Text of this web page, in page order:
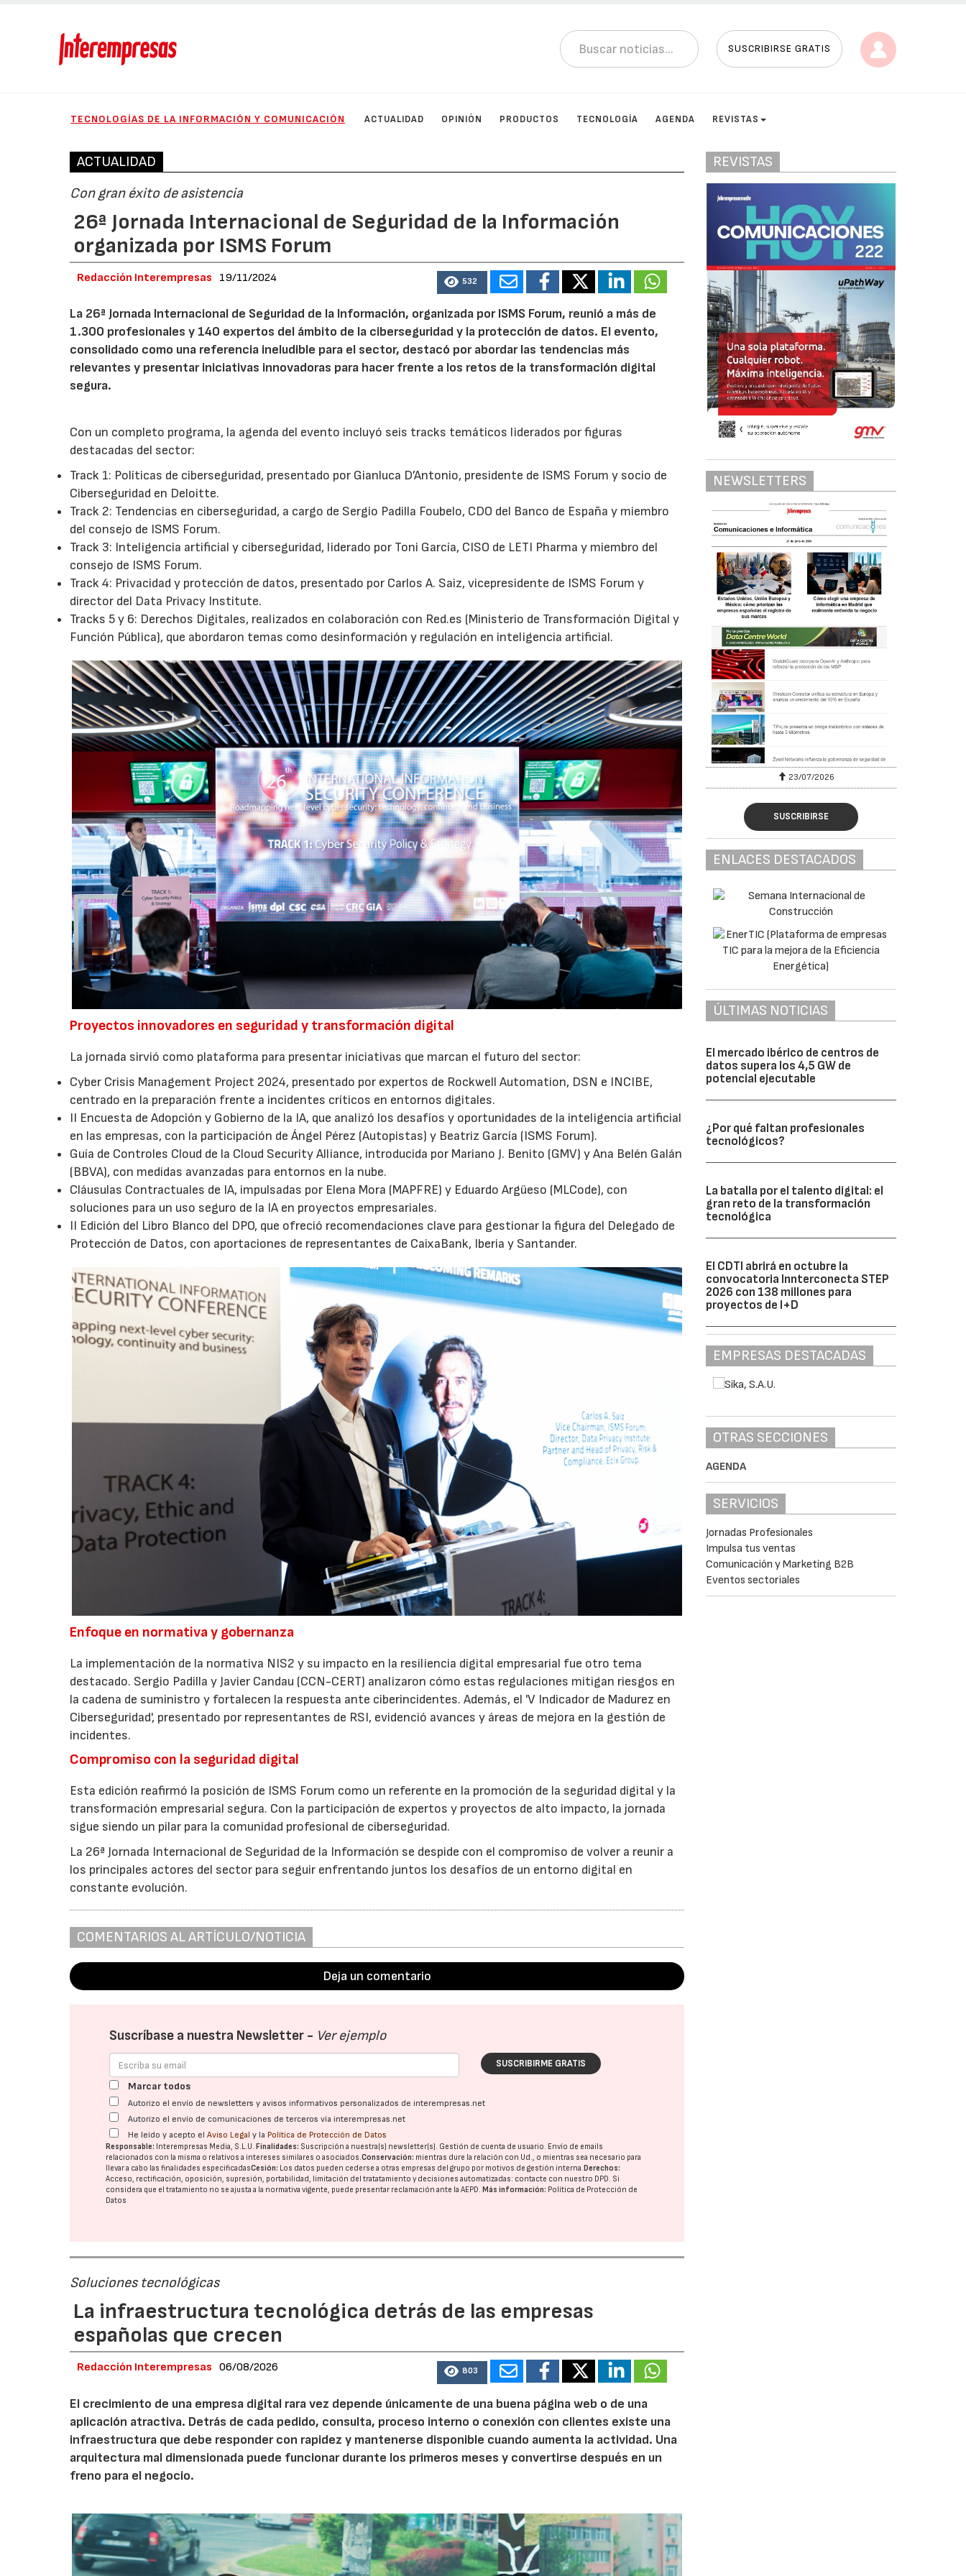
SUSCRIBIRSE GRATIS
TECNOLOGÍAS DE LA INFORMACIÓN Y COMUNICACIÓN ACTUALIDAD OPINIÓN PRODUCTOS TECNOLOGÍA AGENDA REVISTAS
ACTUALIDAD
Con gran éxito de asistencia
26ª Jornada Internacional de Seguridad de la Información
organizada por ISMS Forum
Redacción Interempresas 19/11/2024 532
La 26ª Jornada Internacional de Seguridad de la Información, organizada por ISMS Forum, reunió a más de
1.300 profesionales y 140 expertos del ámbito de la ciberseguridad y la protección de datos. El evento,
consolidado como una referencia ineludible para el sector, destacó por abordar las tendencias más
relevantes y presentar iniciativas innovadoras para hacer frente a los retos de la transformación digital
segura.
Con un completo programa, la agenda del evento incluyó seis tracks temáticos liderados por figuras
destacadas del sector:
Track 1: Políticas de ciberseguridad, presentado por Gianluca D’Antonio, presidente de ISMS Forum y socio de
Ciberseguridad en Deloitte.
Track 2: Tendencias en ciberseguridad, a cargo de Sergio Padilla Foubelo, CDO del Banco de España y miembro
del consejo de ISMS Forum.
Track 3: Inteligencia artificial y ciberseguridad, liderado por Toni García, CISO de LETI Pharma y miembro del
consejo de ISMS Forum.
Track 4: Privacidad y protección de datos, presentado por Carlos A. Saiz, vicepresidente de ISMS Forum y
director del Data Privacy Institute.
Tracks 5 y 6: Derechos Digitales, realizados en colaboración con Red.es (Ministerio de Transformación Digital y
Función Pública), que abordaron temas como desinformación y regulación en inteligencia artificial.
Proyectos innovadores en seguridad y transformación digital
La jornada sirvió como plataforma para presentar iniciativas que marcan el futuro del sector:
Cyber Crisis Management Project 2024, presentado por expertos de Rockwell Automation, DSN e INCIBE,
centrado en la preparación frente a incidentes críticos en entornos digitales.
II Encuesta de Adopción y Gobierno de la IA, que analizó los desafíos y oportunidades de la inteligencia artificial
en las empresas, con la participación de Ángel Pérez (Autopistas) y Beatriz García (ISMS Forum).
Guía de Controles Cloud de la Cloud Security Alliance, introducida por Mariano J. Benito (GMV) y Ana Belén Galán
(BBVA), con medidas avanzadas para entornos en la nube.
Cláusulas Contractuales de IA, impulsadas por Elena Mora (MAPFRE) y Eduardo Argüeso (MLCode), con
soluciones para un uso seguro de la IA en proyectos empresariales.
II Edición del Libro Blanco del DPO, que ofreció recomendaciones clave para gestionar la figura del Delegado de
Protección de Datos, con aportaciones de representantes de CaixaBank, Iberia y Santander.
Enfoque en normativa y gobernanza
La implementación de la normativa NIS2 y su impacto en la resiliencia digital empresarial fue otro tema
destacado. Sergio Padilla y Javier Candau (CCN-CERT) analizaron cómo estas regulaciones mitigan riesgos en
la cadena de suministro y fortalecen la respuesta ante ciberincidentes. Además, el 'V Indicador de Madurez en
Ciberseguridad', presentado por representantes de RSI, evidenció avances y áreas de mejora en la gestión de
incidentes.
Compromiso con la seguridad digital
Esta edición reafirmó la posición de ISMS Forum como un referente en la promoción de la seguridad digital y la
transformación empresarial segura. Con la participación de expertos y proyectos de alto impacto, la jornada
sigue siendo un pilar para la comunidad profesional de ciberseguridad.
La 26ª Jornada Internacional de Seguridad de la Información se despide con el compromiso de volver a reunir a
los principales actores del sector para seguir enfrentando juntos los desafíos de un entorno digital en
constante evolución.
COMENTARIOS AL ARTÍCULO/NOTICIA
Deja un comentario
Suscríbase a nuestra Newsletter - Ver ejemplo
SUSCRIBIRME GRATIS
Marcar todos
Autorizo el envío de newsletters y avisos informativos personalizados de interempresas.net
Autorizo el envío de comunicaciones de terceros vía interempresas.net
He leído y acepto elAviso Legal y la Política de Protección de Datos
Responsable: Interempresas Media, S.L.U. Finalidades: Suscripción a nuestra(s) newsletter(s). Gestión de cuenta de usuario. Envío de emails
relacionados con la misma o relativos a intereses similares o asociados.Conservación: mientras dure la relación con Ud., o mientras sea necesario para
llevar a cabo las finalidades especificadasCesión: Los datos pueden cederse a otras empresas del grupo por motivos de gestión interna. Derechos:
Acceso, rectificación, oposición, supresión, portabilidad, limitación del tratatamiento y decisiones automatizadas: contacte con nuestro DPD. Si
considera que el tratamiento no se ajusta a la normativa vigente, puede presentar reclamación ante laAEPD. Más información: Política de Protección de
Datos
Soluciones tecnológicas
La infraestructura tecnológica detrás de las empresas
españolas que crecen
Redacción Interempresas 06/08/2026 803
El crecimiento de una empresa digital rara vez depende únicamente de una buena página web o de una
aplicación atractiva. Detrás de cada pedido, consulta, proceso interno o conexión con clientes existe una
infraestructura que debe responder con rapidez y mantenerse disponible cuando aumenta la actividad. Una
arquitectura mal dimensionada puede funcionar durante los primeros meses y convertirse después en un
freno para el negocio.
REVISTAS
NEWSLETTERS
23/07/2026 30/07/2026 23/07/2026
SUSCRIBIRSE
ENLACES DESTACADOS
ÚLTIMAS NOTICIAS
El mercado ibérico de centros de
datos supera los 4,5 GW de
potencial ejecutable
¿Por qué faltan profesionales
tecnológicos?
La batalla por el talento digital: el
gran reto de la transformación
tecnológica
El CDTI abrirá en octubre la
convocatoria Innterconecta STEP
2026 con 138 millones para
proyectos de I+D
EMPRESAS DESTACADAS
OTRAS SECCIONES
AGENDA
SERVICIOS
Jornadas Profesionales
Impulsa tus ventas
Comunicación y Marketing B2B
Eventos sectoriales